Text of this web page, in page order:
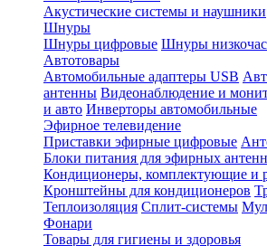
Акустические системы и наушники
Шнуры
Шнуры цифровые Шнуры
Автотовары
Автомобильные адаптеры USB
антенны Видеонаблюдение и
и авто Инверторы автомобильные
Эфирное телевидение
Приставки эфирные цифровые
Блоки питания для эфирных антенн
Кондиционеры, комплектующие и
Кронштейны для кондиционеров
Теплоизоляция Сплит-системы
Фонари
Товары для гигиены и здоровья